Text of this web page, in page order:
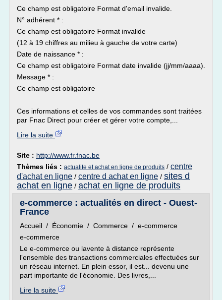
Ce champ est obligatoire Format d'email invalide.
N° adhérent * :
Ce champ est obligatoire Format invalide
(12 à 19 chiffres au milieu à gauche de votre carte)
Date de naissance * :
Ce champ est obligatoire Format date invalide (jj/mm/aaaa).
Message * :
Ce champ est obligatoire
Ces informations et celles de vos commandes sont traitées
par Fnac Direct pour créer et gérer votre compte,...
Lire la suite
Site : http://www.fr.fnac.be
Thèmes liés : actualite et achat en ligne de produits / centre
d'achat en ligne / centre d achat en ligne / sites d
achat en ligne / achat en ligne de produits
e-commerce : actualités en direct - Ouest-
France
Accueil / Économie / Commerce / e-commerce
e-commerce
Le e-commerce ou lavente à distance représente
l'ensemble des transactions commerciales effectuées sur
un réseau internet. En plein essor, il est... devenu une
part importante de l'économie. Des livres,...
Lire la suite